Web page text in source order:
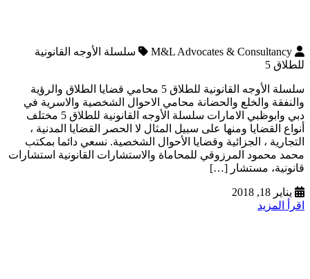
M&L Advocates & Consultancy
سلسلة الأوجه القانونية
للطلاق 5
سلسلة الأوجه القانونية للطلاق 5 محامي قضايا الطلاق والرؤية
والنفقة والخلع والحضانة محامي الاحوال الشخصية والاسرية في
دبي وابوظبي الامارات سلسلة الأوجه القانونية للطلاق 5 مختلف
أنواع القضايا ومنها على سبيل المثال لا الحصر القضايا المدنية ،
التجارية ، الجزائية وقضايا الأحوال الشخصية. نسعي دائما بمكتب
محمد محمود المرزوقي للمحاماة والاستشارات القانونية استشارات
قانونية، مستشار […]
يناير 18, 2018
اقرأ المزيد